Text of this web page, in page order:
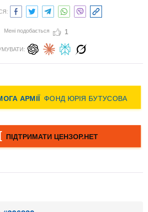
Мені подобається 1